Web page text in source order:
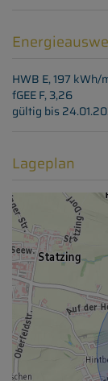
HWB E, 197 kWh/
fGEEF, 3,26
gültig bis
Lageplan